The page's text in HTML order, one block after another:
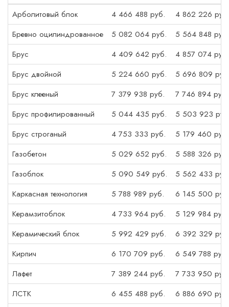
Арболитовый блок
4 466 488 руб.
4 862 226 руб.
Бревно оцилиндрованное
5 082 064 руб.
5 564 848 руб.
Брус
4 409 642 руб.
4 857 074 руб.
Брус двойной
5 224 660 руб.
5 696 809
Брус клееный
7 379 938 руб.
7 746 894 руб.
Брус профилированный
5 044 435 руб.
5 503 923
Брус строганый
4 753 333 руб.
5 179 460 руб.
Газобетон
5 029 652 руб.
5 588 326 руб.
Газоблок
5 090 549 руб.
5 562 433
Каркасная технология
5 788 989 руб.
6 145 500
Керамзитоблок
4 733 964 руб.
5 129 984 руб.
Керамический блок
5 992 429 руб.
6 392 329
Кирпич
6 170 709 руб.
6 549 788 руб.
Лафет
7 389 244 руб.
7 733 950 руб.
ЛСТК
6 455 488 руб.
6 886 690 руб.